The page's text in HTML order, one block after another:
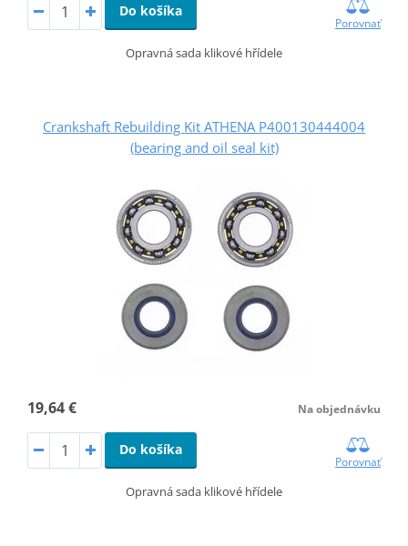
Do košíka
Porovnať
Opravná sada klikové hřídele
Crankshaft Rebuilding Kit ATHENA P400130444004
(bearing and oil seal kit)
19,64 € Na objednávku
Do košíka
Porovnať
Opravná sada klikové hřídele